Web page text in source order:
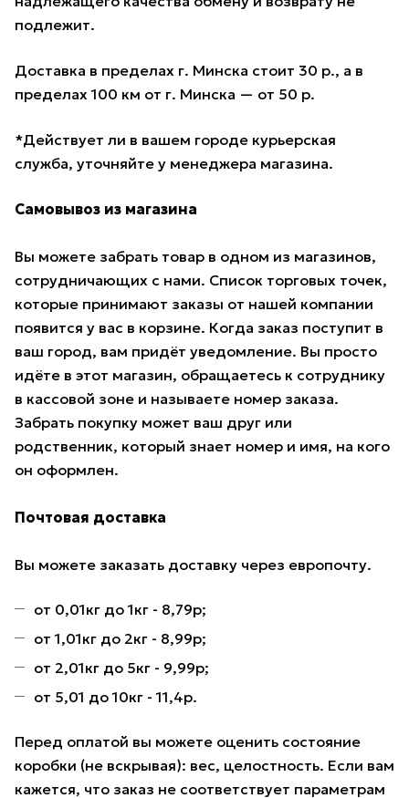
подлежит.
Доставка в пределах г. Минска стоит 30 р., а в
пределах 100 км от г. Минска — от 50 р.
*Действует ли в вашем городе курьерская
служба, уточняйте у менеджера магазина.
Самовывоз из магазина
Вы можете забрать товар в одном из магазинов,
сотрудничающих с нами. Список торговых точек,
которые принимают заказы от нашей компании
появится у вас в корзине. Когда заказ поступит в
ваш город, вам придёт уведомление. Вы просто
идёте в этот магазин, обращаетесь к сотруднику
в кассовой зоне и называете номер заказа.
Забрать покупку может ваш друг или
родственник, который знает номер и имя, на кого
он оформлен.
Почтовая доставка
Вы можете заказать доставку через европочту.
от 0,01кг до 1кг - 8,79р;
от 1,01кг до 2кг - 8,99р;
от 2,01кг до 5кг - 9,99р;
от 5,01 до 10кг - 11,4р.
Перед оплатой вы можете оценить состояние
коробки (не вскрывая): вес, целостность. Если вам
кажется, что заказ не соответствует параметрам